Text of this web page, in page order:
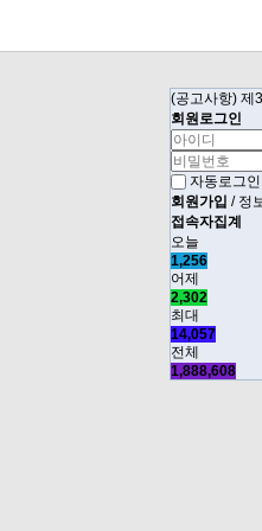
(공고사항) 제
회원로그인
자동로그인
회원가입 / 정
접속자집계
오늘
1,256
어제
2,302
최대
14,057
전체
1,888,608